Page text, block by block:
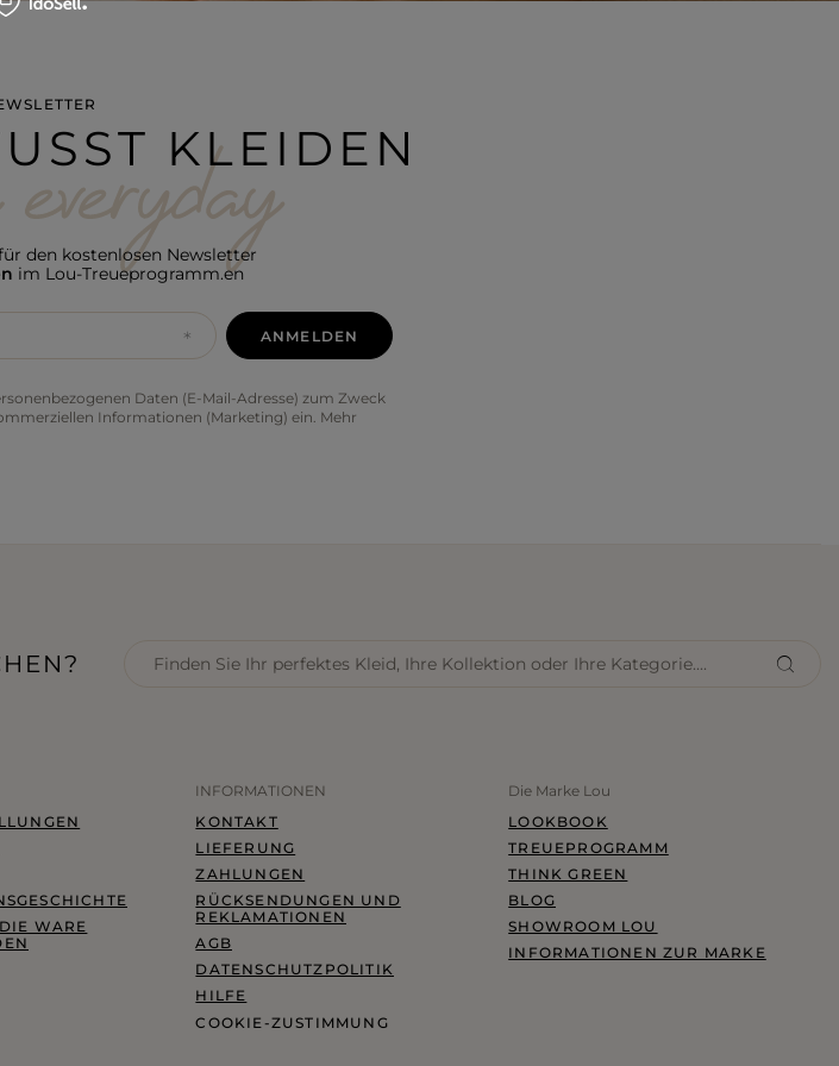
KLEIDEN
den kostenlosen Newsletter
im Lou-Treueprogramm.en
Daten (E-Mail-Adresse) zum Zweck
Informationen (Marketing) ein. Mehr
ANMELDEN
WARE
INFORMATIONEN
KONTAKT
LIEFERUNG
ZAHLUNGEN
RÜCKSENDUNGEN UND
REKLAMATIONEN
AGB
DATENSCHUTZPOLITIK
HILFE
COOKIE-ZUSTIMMUNG
Die Marke Lou
LOOKBOOK
TREUEPROGRAMM
THINK GREEN
BLOG
SHOWROOM LOU
INFORMATIONEN ZUR MARKE